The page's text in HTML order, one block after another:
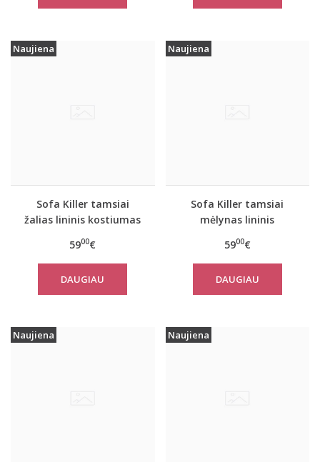
Naujiena
Sofa Killer tamsiai
žalias lininis kostiumas
5900€
DAUGIAU
Naujiena
Sofa Killer tamsiai
mėlynas lininis
5900€
DAUGIAU
Naujiena Naujiena